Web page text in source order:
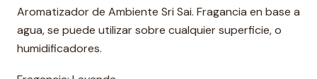
Aromatizador de Ambiente Sri Sai. Fragancia en base a
agua, se puede utilizar sobre cualquier superficie, o
humidificadores.